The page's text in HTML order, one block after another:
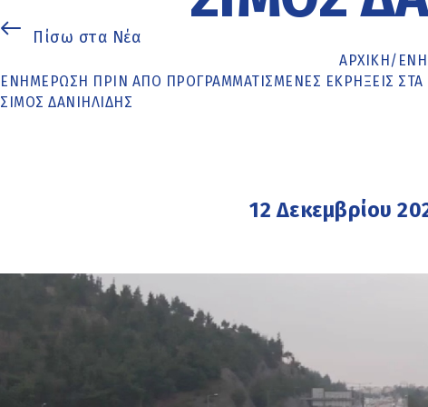
Πίσω στα Νέα
ΑΡΧΙΚΉ/
ΕΝΗΜΈΡΩΣΗ ΠΡΙΝ ΑΠΌ ΠΡΟΓΡΑΜΜΑΤΙΣΜΈΝΕΣ ΕΚΡΉΞΕΙΣ
ΣΊΜΟΣ ΔΑΝΙΗΛΊΔΗΣ
12 Δεκεμβρίου